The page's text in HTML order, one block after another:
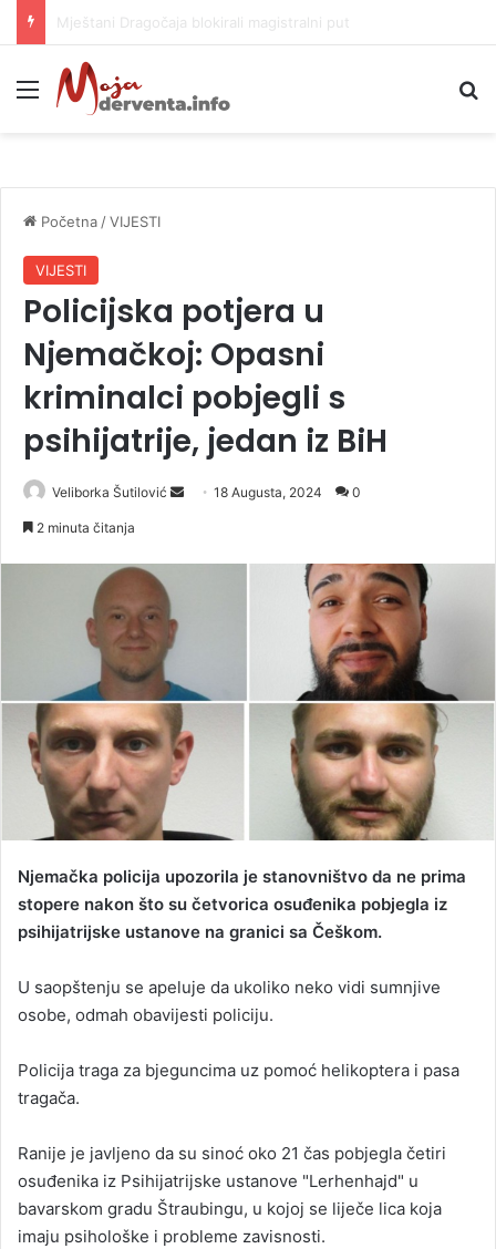
Helikopter ponovo gasi vatru u selima kod Trebinja
Meni
Početna /VIJESTI
VIJESTI
Policijska potjera u
Njemačkoj: Opasni
kriminalci pobjegli s
psihijatrije, jedan iz BiH
Veliborka Šutilović
a
i
l
18 Augusta, 2024 0
2 minuta čitanja
Njemačka policija upozorila je stanovništvo da ne prima
stopere nakon što su četvorica osuđenika pobjegla iz
psihijatrijske ustanove na granici sa Češkom.
U saopštenju se apeluje da ukoliko neko vidi sumnjive
osobe, odmah obavijesti policiju.
Policija traga za bjeguncima uz pomoć helikoptera i pasa
tragača.
Ranije je javljeno da su sinoć oko 21 čas pobjegla četiri
osuđenika iz Psihijatrijske ustanove "Lerhenhajd" u
bavarskom gradu Štraubingu, u kojoj se liječe lica koja
imaju psihološke i probleme zavisnosti.